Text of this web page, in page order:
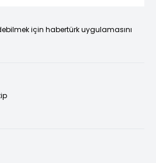
için habertürk uygulamasını